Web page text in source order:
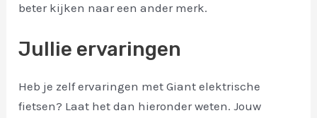
beter kijken naar een ander merk.
Jullie ervaringen
Heb je zelf ervaringen met Giant elektrische
fietsen? Laat het dan hieronder weten. Jouw